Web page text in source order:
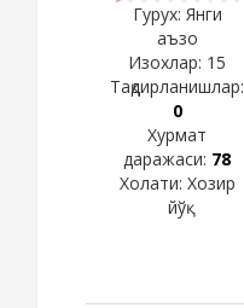
Гурух: Янги
аъзо
Изохлар: 15
Тақдирланишлар:
0
Хурмат
даражаси: 78
Холати: Хозир
йўқ